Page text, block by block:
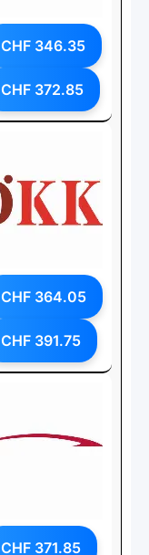
CHF 346.35
CHF 372.85
CHF 364.05
CHF 391.75
CHF 371.85